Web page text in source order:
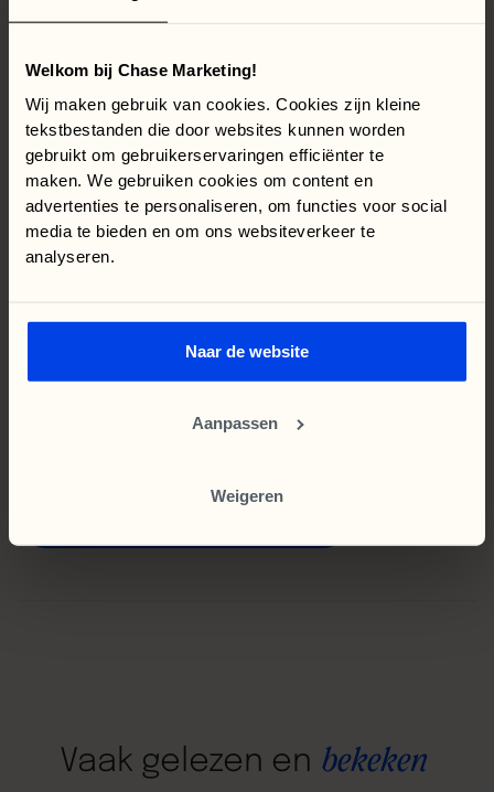
Welkom bij Chase Marketing!
Wij maken gebruik van cookies. Cookies zijn kleine
tekstbestanden die door websites kunnen worden
gebruikt om gebruikerservaringen efficiënter te
maken. We gebruiken cookies om content en
advertenties te personaliseren, om functies voor social
media te bieden en om ons websiteverkeer te
analyseren.
Naar de website
Aanpassen
Weigeren
Chase Marketing helpt bedrijven groeien door
strategische online marketing,
conversieoptimalisatie en automatisering. Vanuit de
overtuiging dat slimmer werken leidt tot meer
resultaat, bouwt Chase aan duurzame klantrelaties
gebaseerd op transparantie, data en innovatie.
www.chasemarketing.nl.
Vaak gelezen en bekeken